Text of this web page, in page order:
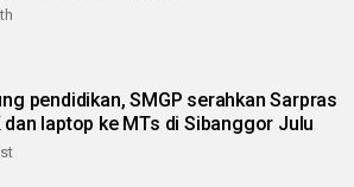
pendidikan, SMGP serahkan Sarpras
dan laptop ke MTs di Sibanggor Julu